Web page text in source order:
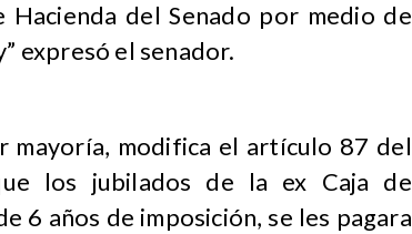
del Senado por medio de
expresó el senador.
mayoría, modifica el artículo 87 del
los jubilados de la ex Caja de
6 años de imposición, se les pagara